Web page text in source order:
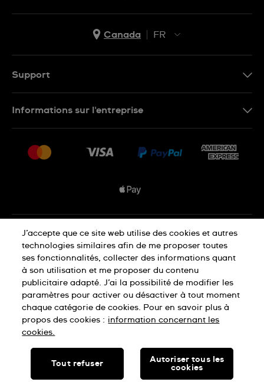
Canada
FR
Support
Conditions De Vente
Informations sur l'entreprise
Nous rejoindre
Déclaration de confidentialité
Déclaration concernant les cookies
Conditions d'utilisation
SWISS MADE
© SWATCH LTD, 2026 TOUS DROITS RÉSERVÉS : MONTRES
J’accepte que ce site web utilise des cookies et autres
technologies similaires afin de me proposer toutes
ses fonctionnalités, collecter des informations quant
à son utilisation et me proposer du contenu
publicitaire adapté. J’ai la possibilité de modifier les
paramètres pour activer ou désactiver à tout moment
chaque catégorie de cookies. Pour en savoir plus à
propos des cookies : information concernant les
cookies.
Tout refuser
Autoriser tous les
cookies